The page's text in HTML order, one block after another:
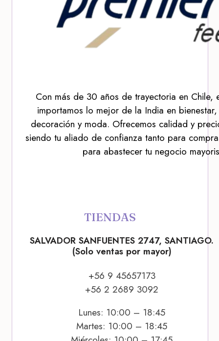
Con más de 30 años de trayectoria en Chile,
importamos lo mejor de la India en
decoración y moda. Ofrecemos calidad y
siendo tu aliado de confianza tanto para
para abastecer tu negocio
TIENDAS
SALVADOR SANFUENTES 2747, SANTIAGO.
(Solo ventas por mayor)
+56 9 45657173
+56 2 2689 3092
Lunes: 10:00 – 18:45
Martes: 10:00 – 18:45